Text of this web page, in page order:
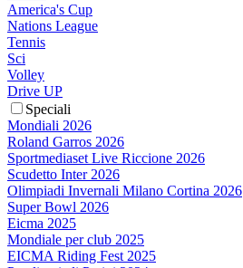
America's Cup
Nations League
Tennis
Sci
Volley
Drive UP
Speciali
Mondiali 2026
Roland Garros 2026
Sportmediaset Live Riccione 2026
Scudetto Inter 2026
Olimpiadi Invernali Milano Cortina 2026
Super Bowl 2026
Eicma 2025
Mondiale per club 2025
EICMA Riding Fest 2025